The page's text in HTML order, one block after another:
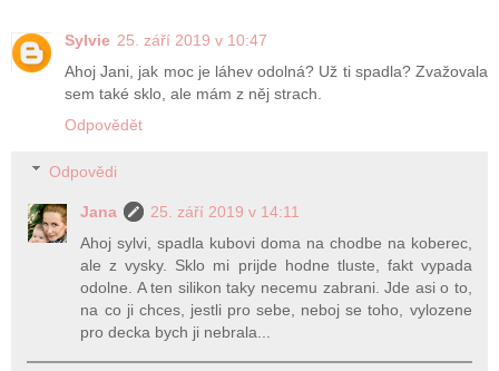
Sylvie 25. září 2019 v 10:47
Ahoj Jani, jak moc je láhev odolná? Už ti spadla? Zvažovala
sem také sklo, ale mám z něj strach.
Odpovědět
Odpovědi
Jana
25. září 2019 v 14:11
Ahoj sylvi, spadla kubovi doma na chodbe na koberec,
ale z vysky. Sklo mi prijde hodne tluste, fakt vypada
odolne. A ten silikon taky necemu zabrani. Jde asi o to,
na co ji chces, jestli pro sebe, neboj se toho, vylozene
pro decka bych ji nebrala...